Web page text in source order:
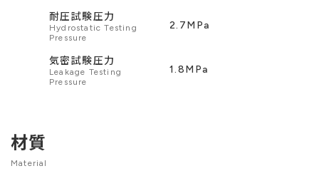
耐圧試験圧力
Hydrostatic Testing
Pressure
2.7MPa
気密試験圧力
Leakage Testing
Pressure
1.8MPa
材質
Material